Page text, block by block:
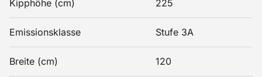
Kipphöhe (cm) 225
Emissionsklasse Stufe 3A
Breite (cm) 120